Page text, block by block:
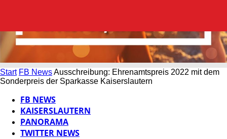
Start FB NewsAusschreibung: Ehrenamtspreis 2022 mit dem
Sonderpreis der Sparkasse Kaiserslautern
FB NEWS
KAISERSLAUTERN
PANORAMA
TWITTER NEWS